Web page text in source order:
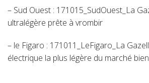
– Sud Ouest : 171015_SudOuest_La
ultralégère prête à vrombir
– le Figaro : 171011_LeFigaro_La
électrique la plus légère du marché